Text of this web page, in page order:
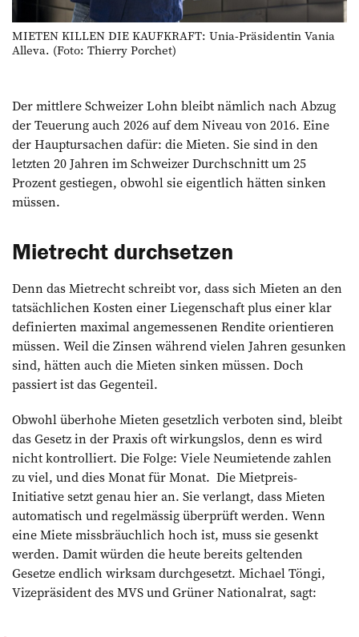
MIETEN KILLEN DIE KAUFKRAFT: Unia-Präsidentin Vania
Alleva. (Foto: Thierry Porchet)
Der mittlere Schweizer Lohn bleibt nämlich nach Abzug
der Teuerung auch 2026 auf dem Niveau von 2016. Eine
der Hauptursachen dafür: die Mieten. Sie sind in den
letzten 20 Jahren im Schweizer Durchschnitt um 25
Prozent gestiegen, obwohl sie eigentlich hätten sinken
müssen.
Mietrecht durchsetzen
Denn das Mietrecht schreibt vor, dass sich Mieten an den
tatsächlichen Kosten einer Liegenschaft plus einer klar
definierten maximal angemessenen Rendite orientieren
müssen. Weil die Zinsen während vielen Jahren gesunken
sind, hätten auch die Mieten sinken müssen. Doch
passiert ist das Gegenteil.
Obwohl überhohe Mieten gesetzlich verboten sind, bleibt
das Gesetz in der Praxis oft wirkungslos, denn es wird
nicht kontrolliert. Die Folge: Viele Neumietende zahlen
zu viel, und dies Monat für Monat. Die Mietpreis-
Initiative setzt genau hier an. Sie verlangt, dass Mieten
automatisch und regelmässig überprüft werden. Wenn
eine Miete missbräuchlich hoch ist, muss sie gesenkt
werden. Damit würden die heute bereits geltenden
Gesetze endlich wirksam durchgesetzt. Michael Töngi,
Vizepräsident des MVS und Grüner Nationalrat, sagt: